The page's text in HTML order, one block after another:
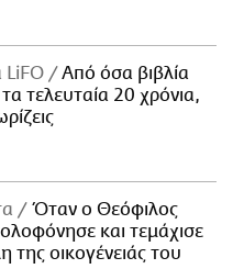
LiFO
Από όσα βιβλία
τελευταία 20 χρόνια,
Όταν ο Θεόφιλος
και τεμάχισε
της οικογένειάς του